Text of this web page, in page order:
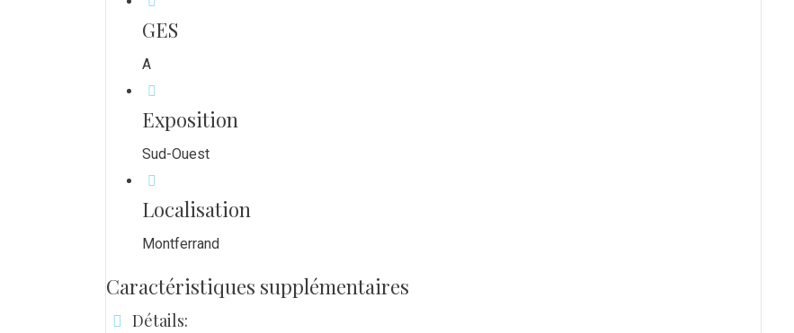
GES
A
Exposition
Sud-Ouest
Localisation
Montferrand
Caractéristiques supplémentaires
Détails: